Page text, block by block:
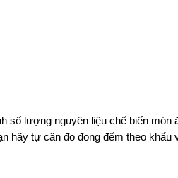
số lượng nguyên liệu chế biến
hãy tự cân đo đong đếm theo khẩu